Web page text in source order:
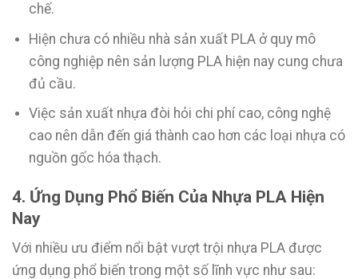
chế.
Hiện chưa có nhiều nhà sản xuất PLA ở quy mô
công nghiệp nên sản lượng PLA hiện nay cung chưa
đủ cầu.
Việc sản xuất nhựa đòi hỏi chi phí cao, công nghệ
cao nên dẫn đến giá thành cao hơn các loại nhựa có
nguồn gốc hóa thạch.
4. Ứng Dụng Phổ Biến Của Nhựa PLA Hiện
Nay
Với nhiều ưu điểm nổi bật vượt trội nhựa PLA được
ứng dụng phổ biến trong một số lĩnh vực như sau: